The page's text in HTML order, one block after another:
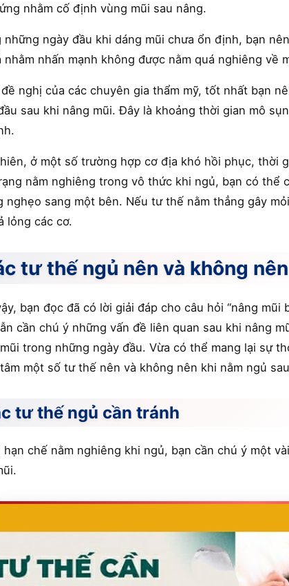
nhằm cố định vùng mũi sau nâng.
những ngày đầu khi dáng mũi chưa ổn định, bạn
nhằm nhấn mạnh không được nằm quá nghiêng về
nghị của các chuyên gia thẩm mỹ, tốt nhất bạn
sau khi nâng mũi. Đây là khoảng thời gian mô
ở một số trường hợp cơ địa khó hồi phục, thời
nằm nghiêng trong vô thức khi ngủ, bạn có thể
nghẹo sang một bên. Nếu tư thế nằm thẳng gây
lỏng các cơ.
tư thế ngủ nên và không
bạn đọc đã có lời giải đáp cho câu hỏi “nâng mũi
cần chú ý những vấn đề liên quan sau khi nâng
trong những ngày đầu. Vừa có thể mang lại sự
một số tư thế nên và không nên khi nằm ngủ
tư thế ngủ cần tránh
hạn chế nằm nghiêng khi ngủ, bạn cần chú ý một